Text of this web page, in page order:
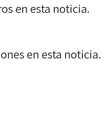
en esta noticia.
en esta noticia.